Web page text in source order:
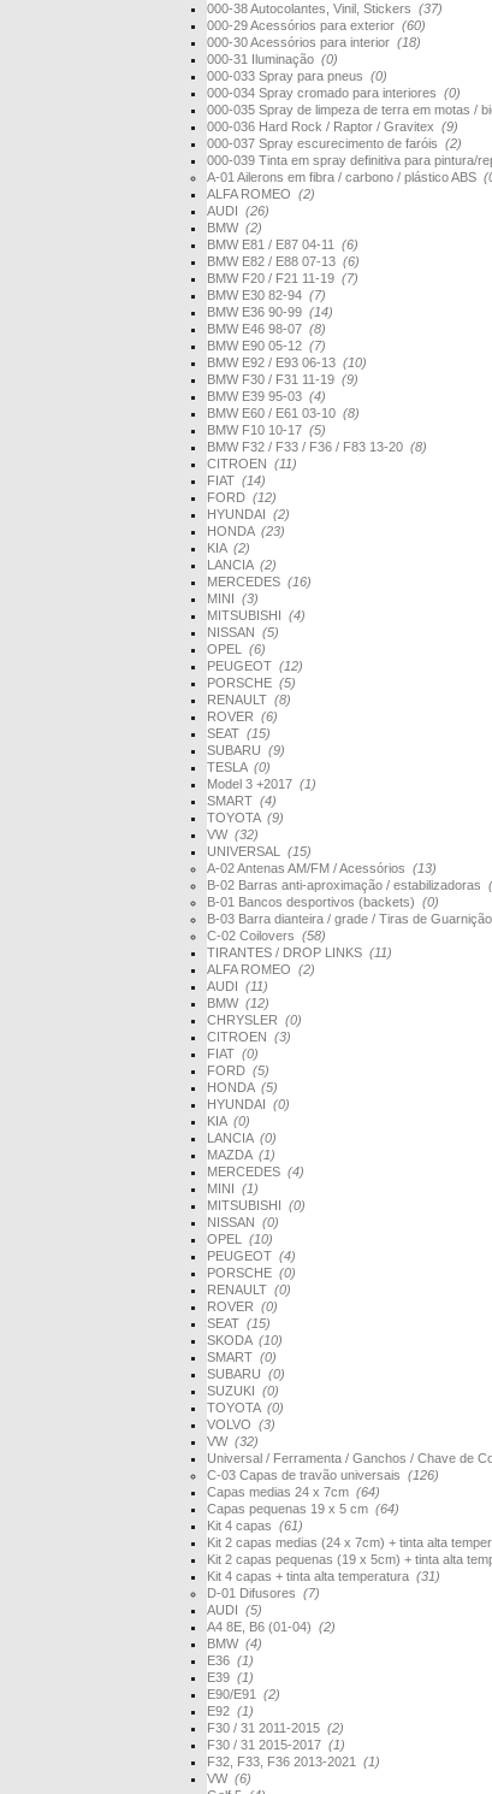
000-38 Autocolantes, Vinil, Stickers (37)
000-29 Acessórios para exterior (60)
000-30 Acessórios para interior (18)
000-31 Iluminação (0)
000-033 Spray para pneus (0)
000-034 Spray cromado para interiores (0)
000-035 Spray de limpeza de terra em motas /
000-036 Hard Rock / Raptor / Gravitex (9)
000-037 Spray escurecimento de faróis (2)
000-039 Tinta em spray definitiva para pintura/
A-01 Ailerons em fibra / carbono / plástico ABS
ALFA ROMEO (2)
AUDI (26)
BMW (2)
BMW E81 / E87 04-11 (6)
BMW E82 / E88 07-13 (6)
BMW F20 / F21 11-19 (7)
BMW E30 82-94 (7)
BMW E36 90-99 (14)
BMW E46 98-07 (8)
BMW E90 05-12 (7)
BMW E92 / E93 06-13 (10)
BMW F30 / F31 11-19 (9)
BMW E39 95-03 (4)
BMW E60 / E61 03-10 (8)
BMW F10 10-17 (5)
BMW F32 / F33 / F36 / F83 13-20 (8)
CITROEN (11)
FIAT (14)
FORD (12)
HYUNDAI (2)
HONDA (23)
KIA (2)
LANCIA (2)
MERCEDES (16)
MINI (3)
MITSUBISHI (4)
NISSAN (5)
OPEL (6)
PEUGEOT (12)
PORSCHE (5)
RENAULT (8)
ROVER (6)
SEAT (15)
SUBARU (9)
TESLA (0)
Model 3 +2017 (1)
SMART (4)
TOYOTA (9)
VW (32)
UNIVERSAL (15)
A-02 Antenas AM/FM / Acessórios (13)
B-02 Barras anti-aproximação / estabilizadoras
B-01 Bancos desportivos (backets) (0)
B-03 Barra dianteira / grade / Tiras de
C-02 Coilovers (58)
TIRANTES / DROP LINKS (11)
ALFA ROMEO (2)
AUDI (11)
BMW (12)
CHRYSLER (0)
CITROEN (3)
FIAT (0)
FORD (5)
HONDA (5)
HYUNDAI (0)
KIA (0)
LANCIA (0)
MAZDA (1)
MERCEDES (4)
MINI (1)
MITSUBISHI (0)
NISSAN (0)
OPEL (10)
PEUGEOT (4)
PORSCHE (0)
RENAULT (0)
ROVER (0)
SEAT (15)
SKODA (10)
SMART (0)
SUBARU (0)
SUZUKI (0)
TOYOTA (0)
VOLVO (3)
VW (32)
Universal / Ferramenta / Ganchos / Chave de
C-03 Capas de travão universais (126)
Capas medias 24 x 7cm (64)
Capas pequenas 19 x 5 cm (64)
Kit 4 capas (61)
Kit 2 capas medias (24 x 7cm) + tinta alta
Kit 2 capas pequenas (19 x 5cm) + tinta alta
Kit 4 capas + tinta alta temperatura (31)
D-01 Difusores (7)
AUDI (5)
A4 8E, B6 (01-04) (2)
BMW (4)
E36 (1)
E39 (1)
E90/E91 (2)
E92 (1)
F30 / 31 2011-2015 (2)
F30 / 31 2015-2017 (1)
F32, F33, F36 2013-2021 (1)
VW (6)